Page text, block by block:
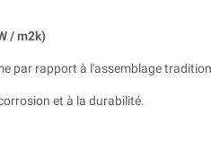
/ m2k)
par rapport à l'assemblage
et à la durabilité.